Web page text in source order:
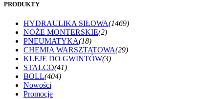
PRODUKTY
HYDRAULIKA SIŁOWA(1469)
NOŻE MONTERSKIE(2)
PNEUMATYKA(18)
CHEMIA WARSZTATOWA(29)
KLEJE DO GWINTÓW(3)
STALCO(41)
BOLL(404)
Nowości
Promocje